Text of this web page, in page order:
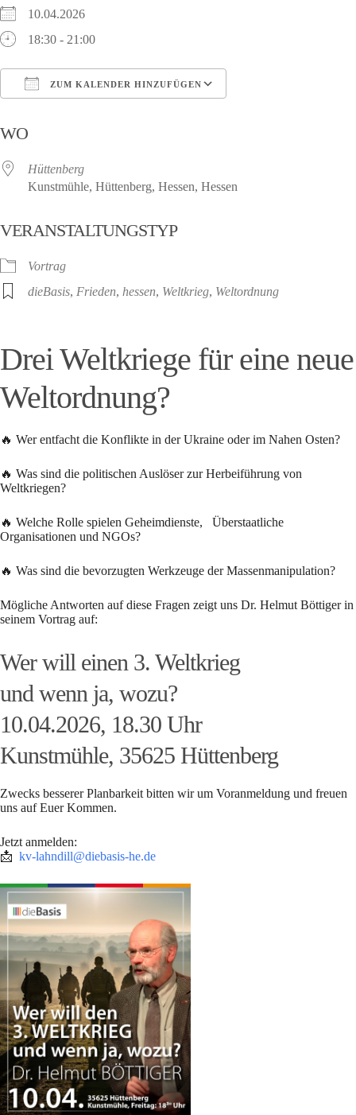
10.04.2026
18:30 - 21:00
ZUM KALENDER HINZUFÜGEN
WO
Hüttenberg
Kunstmühle, Hüttenberg, Hessen, Hessen
VERANSTALTUNGSTYP
Vortrag
dieBasis, Frieden, hessen, Weltkrieg, Weltordnung
Drei Weltkriege für eine neue
Weltordnung?
🔥 Wer entfacht die Konflikte in der Ukraine oder im Nahen Osten?
🔥 Was sind die politischen Auslöser zur Herbeiführung von
Weltkriegen?
🔥 Welche Rolle spielen Geheimdienste, Überstaatliche
Organisationen und NGOs?
🔥 Was sind die bevorzugten Werkzeuge der Massenmanipulation?
Mögliche Antworten auf diese Fragen zeigt uns Dr. Helmut Böttiger in
seinem Vortrag auf:
Wer will einen 3. Weltkrieg
und wenn ja, wozu?
10.04.2026, 18.30 Uhr
Kunstmühle, 35625 Hüttenberg
Zwecks besserer Planbarkeit bitten wir um Voranmeldung und freuen
uns auf Euer Kommen.
Jetzt anmelden:
📩 kv-lahndill@diebasis-he.de